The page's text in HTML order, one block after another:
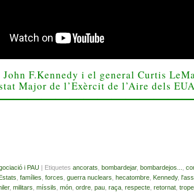
F.Kennedy i el general Curtis
Major de l’Exèrcit de l’Aire dels
i PAU | Etiquetes ancorats, bombardejar, bombardejos...,
Estats, famílies, forces, guerra nuclears, hecatombre, Kennedy,
, militars, míssils, món, ordre, pau, raça, respecte, retornat,